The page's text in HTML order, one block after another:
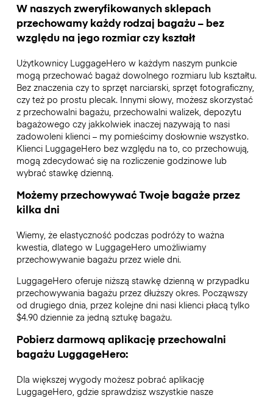
W naszych zweryfikowanych sklepach
przechowamy każdy rodzaj bagażu – bez
względu na jego rozmiar czy kształt
Użytkownicy LuggageHero w każdym naszym punkcie
mogą przechować bagaż dowolnego rozmiaru lub kształtu.
Bez znaczenia czy to sprzęt narciarski, sprzęt fotograficzny,
czy też po prostu plecak. Innymi słowy, możesz skorzystać
z przechowalni bagażu, przechowalni walizek, depozytu
bagażowego czy jakkolwiek inaczej nazywają to nasi
zadowoleni klienci – my pomieścimy dosłownie wszystko.
Klienci LuggageHero bez względu na to, co przechowują,
mogą zdecydować się na rozliczenie godzinowe lub
wybrać stawkę dzienną.
Możemy przechowywać Twoje bagaże przez
kilka dni
Wiemy, że elastyczność podczas podróży to ważna
kwestia, dlatego w LuggageHero umożliwiamy
przechowywanie bagażu przez wiele dni.
LuggageHero oferuje niższą stawkę dzienną w przypadku
przechowywania bagażu przez dłuższy okres. Począwszy
od drugiego dnia, przez kolejne dni nasi klienci płacą tylko
$4.90 dziennie za jedną sztukę bagażu.
Pobierz darmową aplikację przechowalni
bagażu LuggageHero:
Dla większej wygody możesz pobrać aplikację
LuggageHero, gdzie sprawdzisz wszystkie nasze